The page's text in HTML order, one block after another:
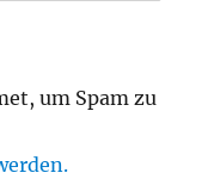
um Spam zu